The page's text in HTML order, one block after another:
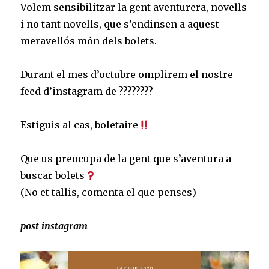
Volem sensibilitzar la gent aventurera, novells
i no tant novells, que s’endinsen a aquest
meravellós món dels bolets.⠀
Durant el mes d’octubre omplirem el nostre
feed d’instagram de ????????⠀
Estiguis al cas, boletaire
Que us preocupa de la gent que s’aventura a
buscar bolets
(No et tallis, comenta el que penses)⠀
post instagram⠀